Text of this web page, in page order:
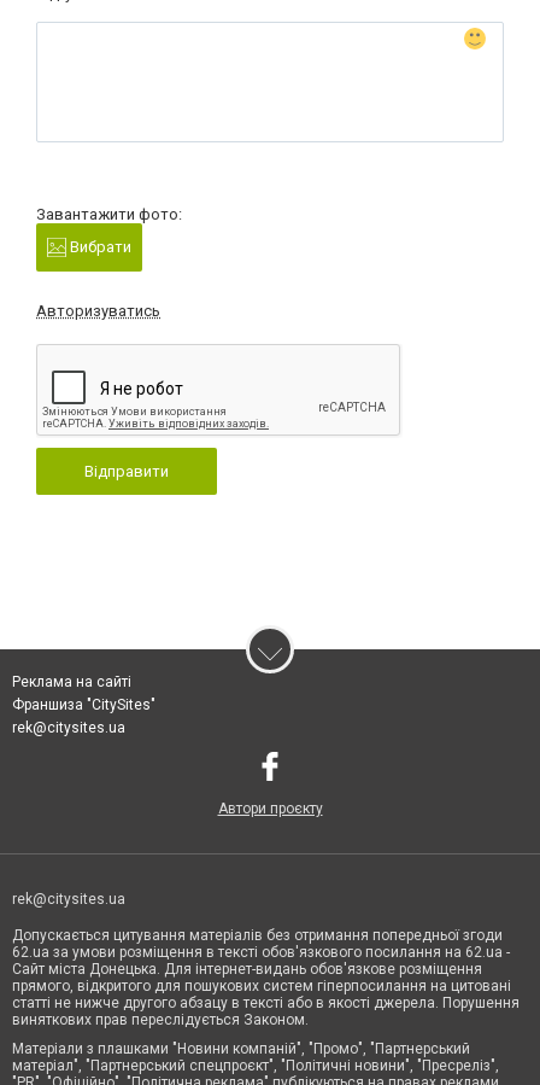
Завантажити фото:
Вибрати
Авторизуватись
Відправити
Реклама на сайті
Франшиза "CitySites"
rek@citysites.ua
Автори проєкту
rek@citysites.ua
Допускається цитування матеріалів без отримання попередньої згоди
62.ua за умови розміщення в тексті обов'язкового посилання на 62.ua -
Сайт міста Донецька. Для інтернет-видань обов'язкове розміщення
прямого, відкритого для пошукових систем гіперпосилання на цитовані
статті не нижче другого абзацу в тексті або в якості джерела. Порушення
виняткових прав переслідується Законом.
Матеріали з плашками "Новини компаній", "Промо", "Партнерський
матеріал", "Партнерський спецпроєкт", "Політичні новини", "Пресреліз",